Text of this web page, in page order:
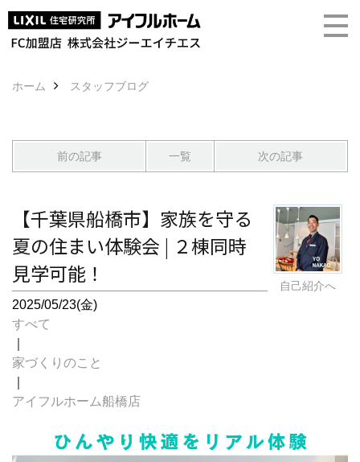
ホーム スタッフブログ
前の記事 一覧 次の記事
自己紹介へ
【千葉県船橋市】家族を守る
夏の住まい体験会 | ２棟同時
見学可能！
2025/05/23(金)
すべて
家づくりのこと
アイフルホーム船橋店